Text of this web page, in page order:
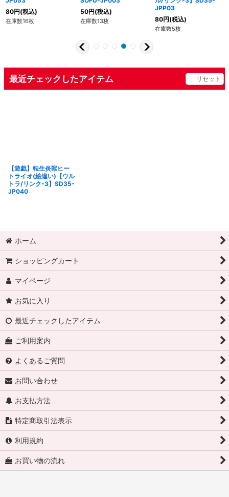
80円(税込)
在庫数16枚
50円(税込)
在庫数13枚
JPP03
80円(税込)
在庫数5枚
最近チェックしたアイテム リセット
【遊戯】転生炎獣ヒー
トライオ(絵違い)【ウル
トラ/リンク-3】SD35-
JP040
ホーム
ショッピングカート
マイページ
お気に入り
最近チェックしたアイテム
ご利用案内
よくあるご質問
お問い合わせ
お支払方法
特定商取引法表示
利用規約
お買い物の流れ